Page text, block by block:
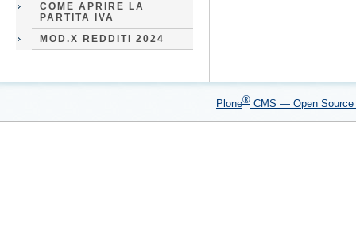
COME APRIRE LA
PARTITA IVA
MOD.X REDDITI 2024
Plone® CMS — Open Source